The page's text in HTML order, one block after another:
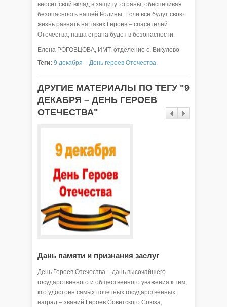
вносит свой вклад в защиту страны, обеспечивая
безопасность нашей Родины. Если все будут свою
жизнь равнять на таких Героев – спасителей
Отечества, наша страна будет в безопасности.
Елена РОГОВЦОВА, ИМТ, отделение с. Викулово
Теги: 9 декабря – День героев Отечества
ДРУГИЕ МАТЕРИАЛЫ ПО ТЕГУ "9
ДЕКАБРЯ – ДЕНЬ ГЕРОЕВ
ОТЕЧЕСТВА"
Дань памяти и признания заслуг
День Героев Отечества – дань высочайшего
государственного и общественного уважения к тем,
кто удостоен самых почётных государственных
наград – званий Героев Советского Союза,